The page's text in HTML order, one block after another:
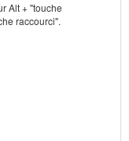
Alt + "touche
raccourci".